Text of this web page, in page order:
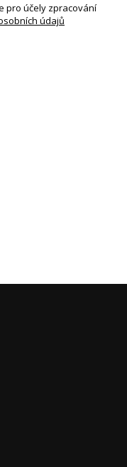
pro účely zpracování
údajů